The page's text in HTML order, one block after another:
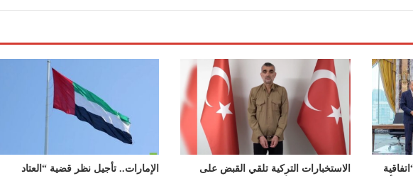
الاستخبارات التركية تلقي القبض على
الإمارات.. تأجيل نظر قضية “العتاد